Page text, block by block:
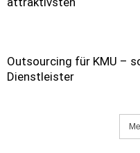
Outsourcing für KMU –
Dienstleister